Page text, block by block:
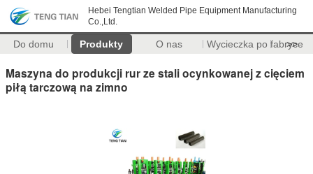
Hebei Tengtian Welded Pipe Equipment Manufacturing
Co.,Ltd.
Do domu Produkty O nas Wycieczka po fabryce
>>
Maszyna do produkcji rur ze stali ocynkowanej z cięciem
piłą tarczową na zimno